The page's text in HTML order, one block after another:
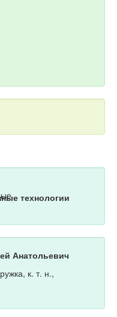
технологии
Анатольевич
к. т. н.,